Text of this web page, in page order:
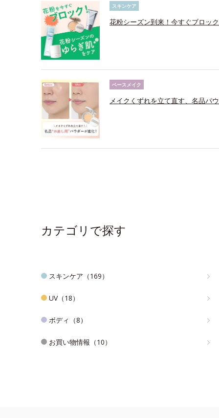
スキンケア
花粉シーズン到来！今すぐブロッ
ベースメイク
メイクくずれを立て直す、名品パ
カテゴリで探す
スキンケア（169）
UV（18）
ボディ（8）
お買い物情報（10）